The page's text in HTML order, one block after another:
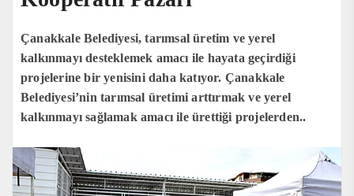
Çanakkale Belediyesi, tarımsal üretim ve yerel
kalkınmayı desteklemek amacı ile hayata geçirdiği
projelerine bir yenisini daha katıyor. Çanakkale
Belediyesi’nin tarımsal üretimi arttırmak ve yerel
kalkınmayı sağlamak amacı ile ürettiği projelerden..